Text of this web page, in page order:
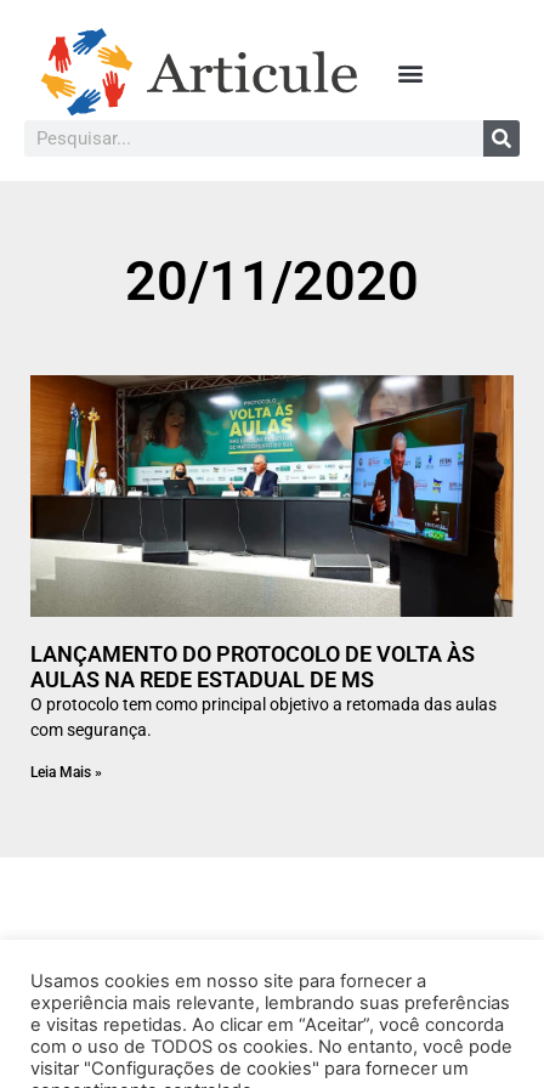
20/11/2020
LANÇAMENTO DO PROTOCOLO DE VOLTA ÀS
AULAS NA REDE ESTADUAL DE MS
O protocolo tem como principal objetivo a retomada das aulas
com segurança.
Leia Mais »
Usamos cookies em nosso site para fornecer a
experiência mais relevante, lembrando suas preferências
e visitas repetidas. Ao clicar em “Aceitar”, você concorda
com o uso de TODOS os cookies. No entanto, você pode
visitar "Configurações de cookies" para fornecer um